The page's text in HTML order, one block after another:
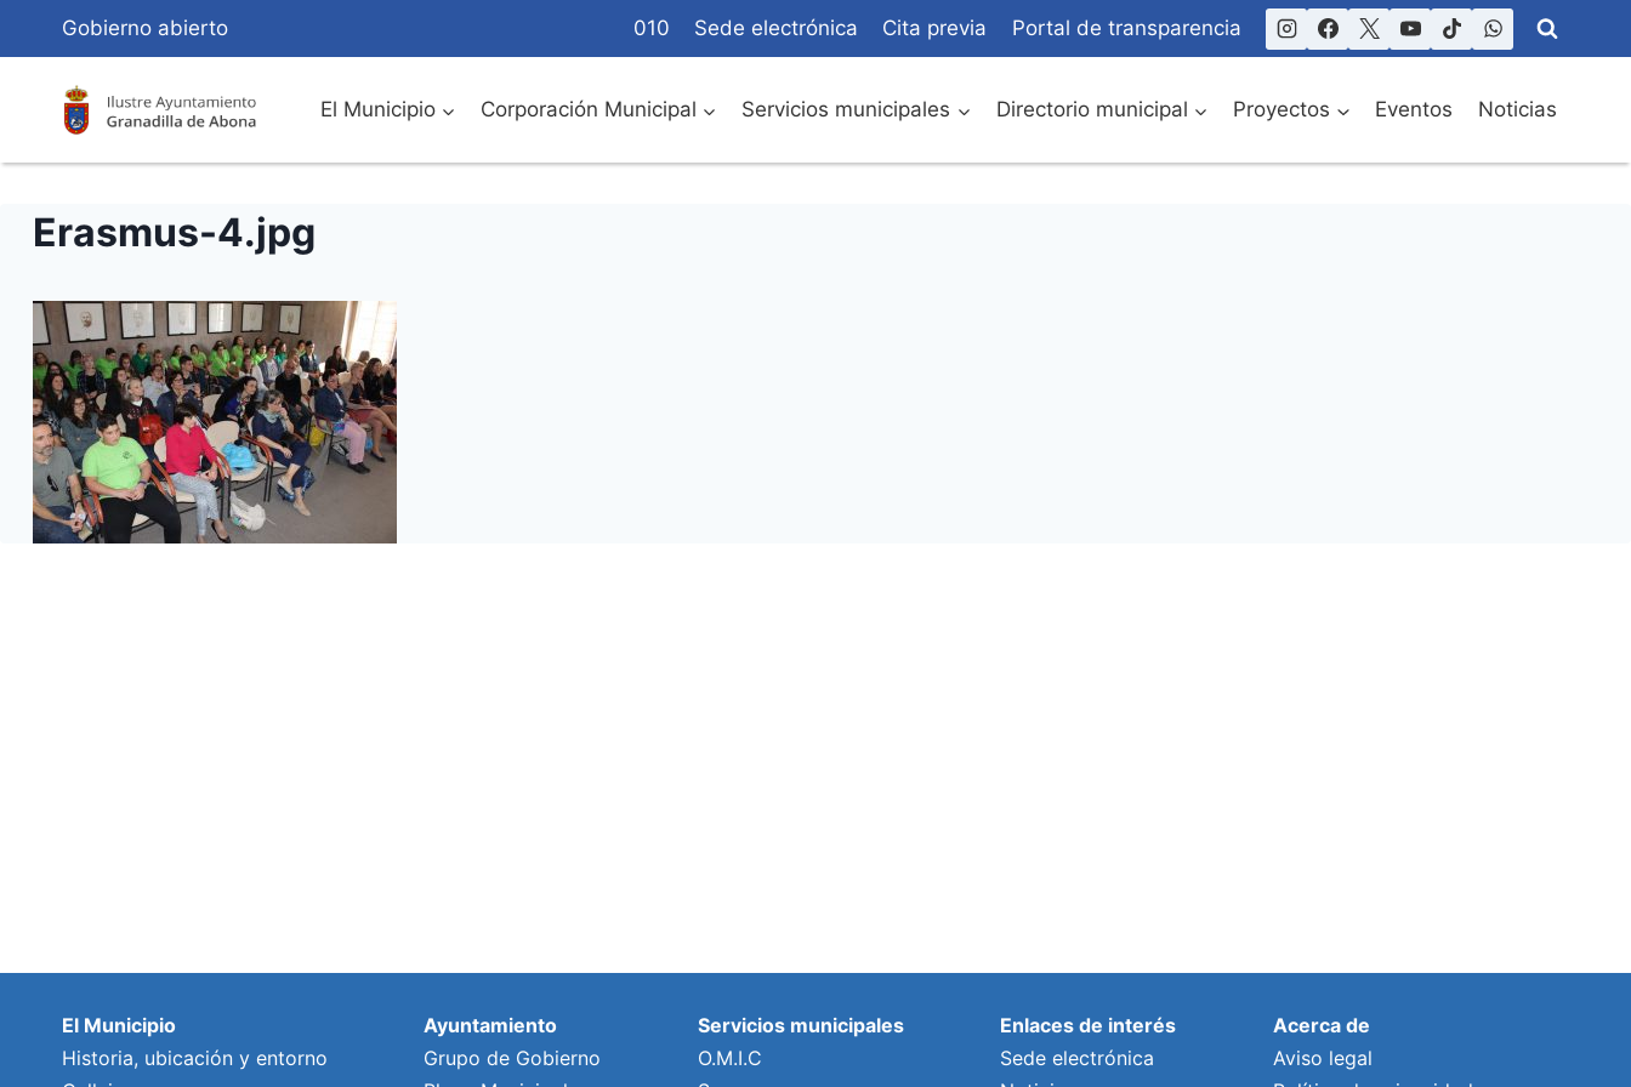
Contenido
Gobierno abierto 010 Sede electrónica Cita previa Portal de transparencia
El Municipio Corporación Municipal Servicios municipales Directorio municipal Proyectos Eventos Noticias
Erasmus-4.jpg
El Municipio
Historia, ubicación y entorno
Ayuntamiento
Grupo de Gobierno
Servicios municipales
O.M.I.C
Enlaces de interés
Sede electrónica
Acerca de
Aviso legal